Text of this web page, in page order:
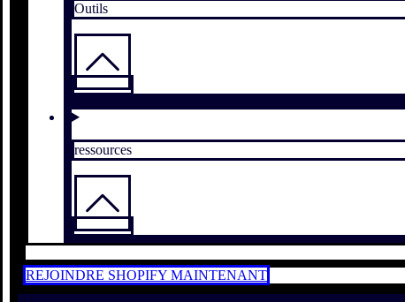
Outils
ressources
REJOINDRE SHOPIFY MAINTENANT